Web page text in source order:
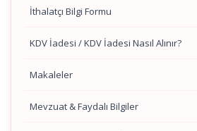
İthalatçı Bilgi Formu
KDV İadesi / KDV İadesi Nasıl Alınır?
Makaleler
Mevzuat & Faydalı Bilgiler